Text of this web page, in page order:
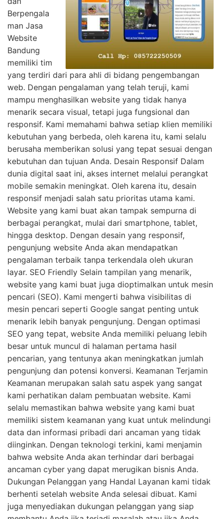
Berpengala
man Jasa
Website
Bandung
memiliki tim
yang terdiri dari para ahli di bidang pengembangan
web. Dengan pengalaman yang telah teruji, kami
mampu menghasilkan website yang tidak hanya
menarik secara visual, tetapi juga fungsional dan
responsif. Kami memahami bahwa setiap klien memiliki
kebutuhan yang berbeda, oleh karena itu, kami selalu
berusaha memberikan solusi yang tepat sesuai dengan
kebutuhan dan tujuan Anda. Desain Responsif Dalam
dunia digital saat ini, akses internet melalui perangkat
mobile semakin meningkat. Oleh karena itu, desain
responsif menjadi salah satu prioritas utama kami.
Website yang kami buat akan tampak sempurna di
berbagai perangkat, mulai dari smartphone, tablet,
hingga desktop. Dengan desain yang responsif,
pengunjung website Anda akan mendapatkan
pengalaman terbaik tanpa terkendala oleh ukuran
layar. SEO Friendly Selain tampilan yang menarik,
website yang kami buat juga dioptimalkan untuk mesin
pencari (SEO). Kami mengerti bahwa visibilitas di
mesin pencari seperti Google sangat penting untuk
menarik lebih banyak pengunjung. Dengan optimasi
SEO yang tepat, website Anda memiliki peluang lebih
besar untuk muncul di halaman pertama hasil
pencarian, yang tentunya akan meningkatkan jumlah
pengunjung dan potensi konversi. Keamanan Terjamin
Keamanan merupakan salah satu aspek yang sangat
kami perhatikan dalam pembuatan website. Kami
selalu memastikan bahwa website yang kami buat
memiliki sistem keamanan yang kuat untuk melindungi
data dan informasi pribadi dari ancaman yang tidak
diinginkan. Dengan teknologi terkini, kami menjamin
bahwa website Anda akan terhindar dari berbagai
ancaman cyber yang dapat merugikan bisnis Anda.
Dukungan Pelanggan yang Handal Layanan kami tidak
berhenti setelah website Anda selesai dibuat. Kami
juga menyediakan dukungan pelanggan yang siap